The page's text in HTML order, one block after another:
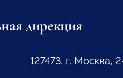
дирекция
127473, г. Москва,